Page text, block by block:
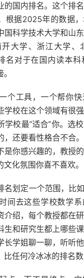
的国内排名。这个排
根据2025年的数据
国科学技术大学和山
大学、浙江大学、
名对于在国内读本科
个工具，一个帮你
校在这个领域有很强
学校最“适合”你。选
，还要看性格合不合
是你感兴趣的，教授
化氛围你喜不喜欢。
名划定一个范围，比
间去这些学校数学
介绍，每个教授都在
生和研究生都上哪些
学姐聊一聊，听听他
任何冷冰冰的排名数